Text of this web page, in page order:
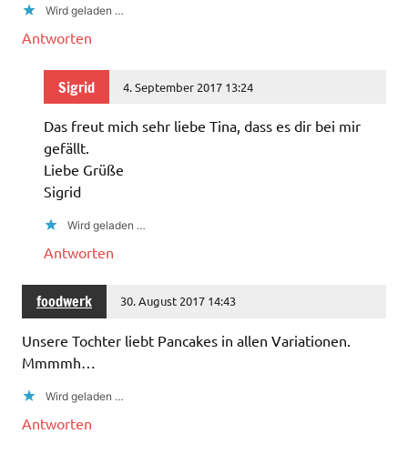
Wird geladen …
Antworten
Sigrid 4. September 2017 13:24
Das freut mich sehr liebe Tina, dass es dir bei mir
gefällt.
Liebe Grüße
Sigrid
Wird geladen …
Antworten
foodwerk 30. August 2017 14:43
Unsere Tochter liebt Pancakes in allen Variationen.
Mmmmh…
Wird geladen …
Antworten